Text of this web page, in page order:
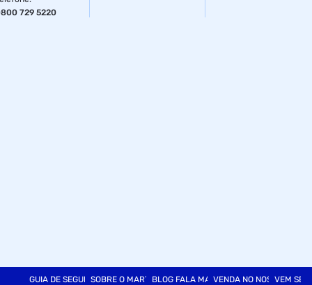
Material
729 5220
GUIA DE SEGURANÇASOBRE O MARTINSBLOG FALA MARTVENDA NO NOSSO SITE
VEM SER